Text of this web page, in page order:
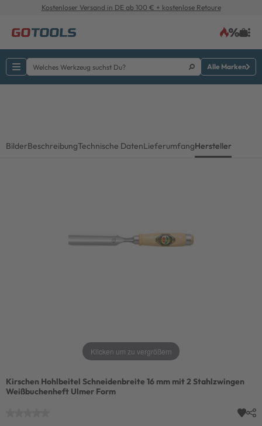
Kostenloser Versand in DE ab 100 € + kostenlose Retoure
Alle Marken
BilderBeschreibungTechnische DatenLieferumfangHersteller
Klicken um zu vergrößern
Kirschen Hohlbeitel Schneidenbreite 16 mm mit 2 Stahlzwingen
Weißbuchenheft Ulmer Form